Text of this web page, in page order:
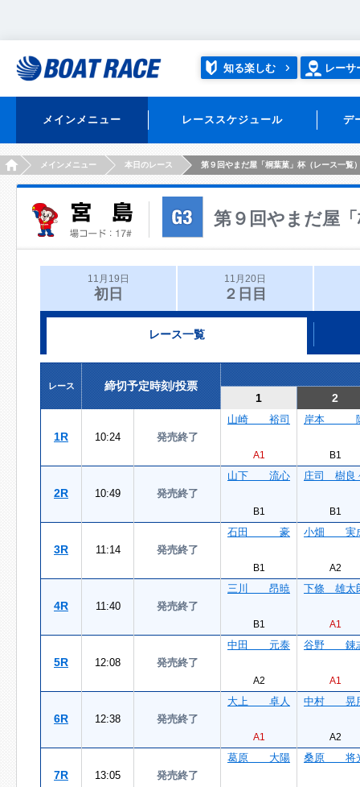
知る楽しむ レーサ
メインメニュー レーススケジュール デ
HOMEメインメニュー 本日のレース 第９回やまだ屋「桐葉菓」杯（レース一覧
第９回やまだ屋
11月19日
初日
11月20日
２日目
レース一覧
レース
締切予定時刻/投票
1
2
1R 10:24 発売終了
山崎 裕司
A1
岸本
B1
2R 10:49 発売終了
山下 流心
B1
庄司 樹良
B1
3R 11:14 発売終了
石田 豪
B1
小畑 実
A2
4R 11:40 発売終了
三川 昂暁
B1
下條 雄太
A1
5R 12:08 発売終了
中田 元泰
A2
谷野 錬
A1
6R 12:38 発売終了
大上 卓人
A1
中村 晃
A2
7R 13:05 発売終了
葛原 大陽 桑原 将